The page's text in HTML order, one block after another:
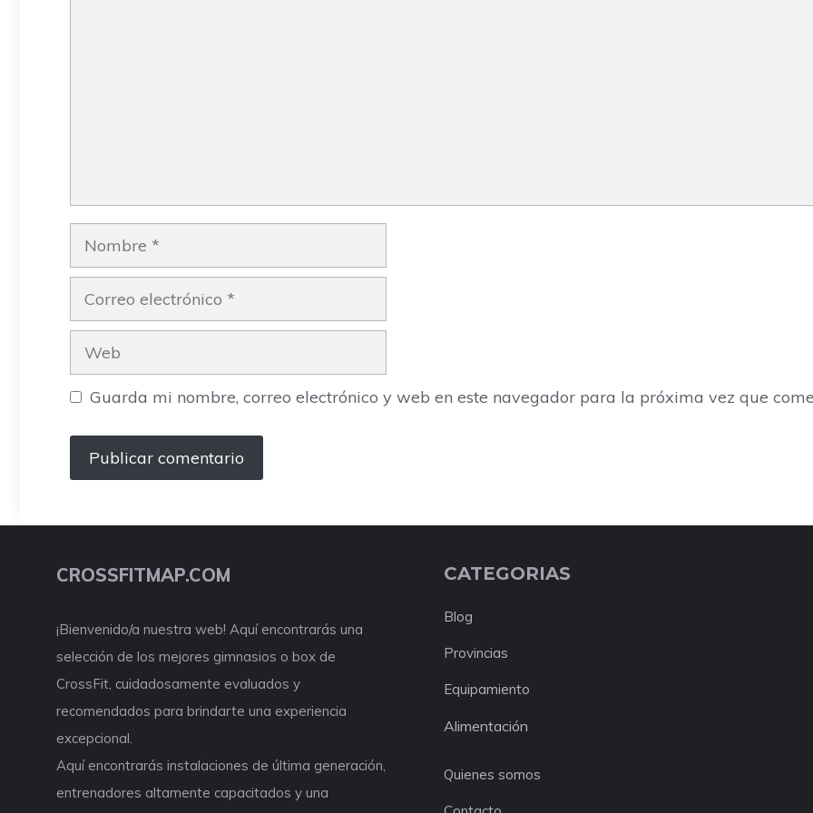
Nombre
Correo
electrónico
Web
Guarda mi nombre, correo electrónico y web en este navegador para la próxima vez que
CROSSFITMAP.COM
¡Bienvenido/a nuestra web! Aquí encontrarás una
selección de los mejores gimnasios o box de
CrossFit, cuidadosamente evaluados y
recomendados para brindarte una experiencia
excepcional.
Aquí encontrarás instalaciones de última generación,
entrenadores altamente capacitados y una
CATEGORIAS
Blog
Provincias
Equipamiento
Alimentación
Quienes somos